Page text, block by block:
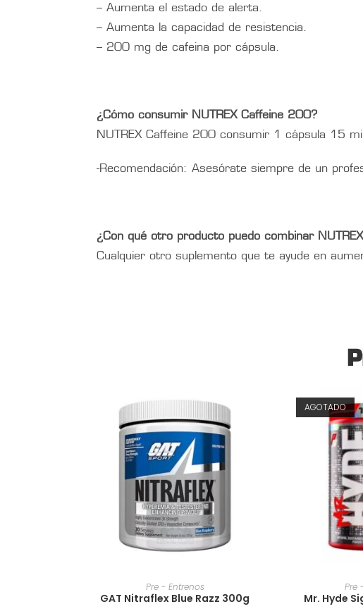
– Aumenta el estado de alerta.
– Aumenta la capacidad de resistencia.
– 200 mg de cafeina por cápsula.
¿Cómo consumir NUTREX Caffeine 200?
NUTREX Caffeine 200 consumir 1 cápsula 15
-Recomendación: Asesórate siempre de un
¿Con qué otro producto puedo combinar
Cualquier otro suplemento que te ayude en
AÑADIR AL CARRITO
Pre - Entrenos
GAT Nitraflex Blue Razz 300g
AGOTADO
Pre
Mr. Hyde